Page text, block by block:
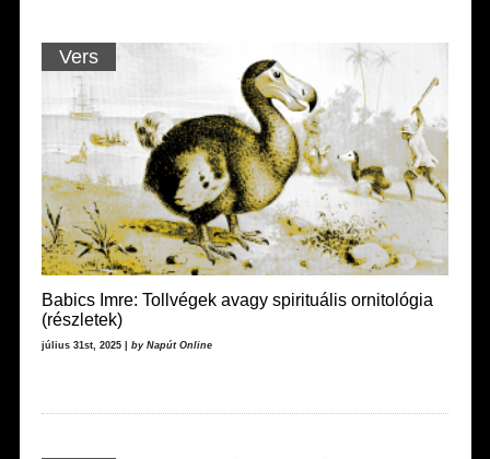
Vers
Babics Imre: Tollvégek avagy spirituális ornitológia
(részletek)
július 31st, 2025 | by Napút Online